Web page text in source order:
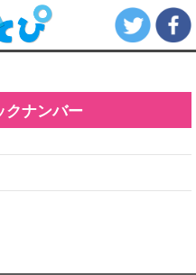
クナンバー